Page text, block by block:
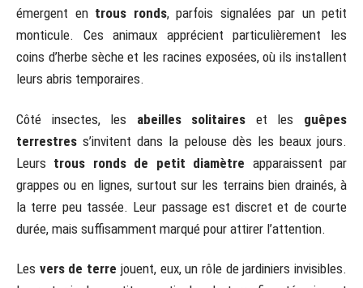
émergent en trous ronds, parfois signalées par un petit
monticule. Ces animaux apprécient particulièrement les
coins d’herbe sèche et les racines exposées, où ils installent
leurs abris temporaires.
Côté insectes, les abeilles solitaires et les guêpes
terrestres s’invitent dans la pelouse dès les beaux jours.
Leurs trous ronds de petit diamètre apparaissent par
grappes ou en lignes, surtout sur les terrains bien drainés, à
la terre peu tassée. Leur passage est discret et de courte
durée, mais suffisamment marqué pour attirer l’attention.
Les vers de terre jouent, eux, un rôle de jardiniers invisibles.